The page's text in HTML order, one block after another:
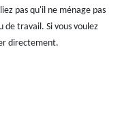
pas qu'il ne ménage pas
travail. Si vous voulez
directement.